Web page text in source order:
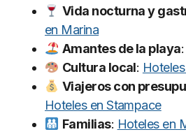
Vida nocturna y
en Marina
Amantes de la playa:
Cultura local:
Viajeros con
Hoteles en Stampace
Familias: Hoteles en